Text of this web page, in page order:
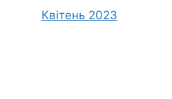
Квітень 2023